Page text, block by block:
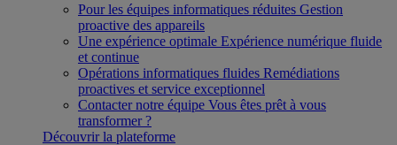
Pour les équipes informatiques réduites Gestion
proactive des appareils
Une expérience optimale Expérience numérique fluide
et continue
Opérations informatiques fluides Remédiations
proactives et service exceptionnel
Contacter notre équipe Vous êtes prêt à vous
transformer ?
Découvrir la plateforme